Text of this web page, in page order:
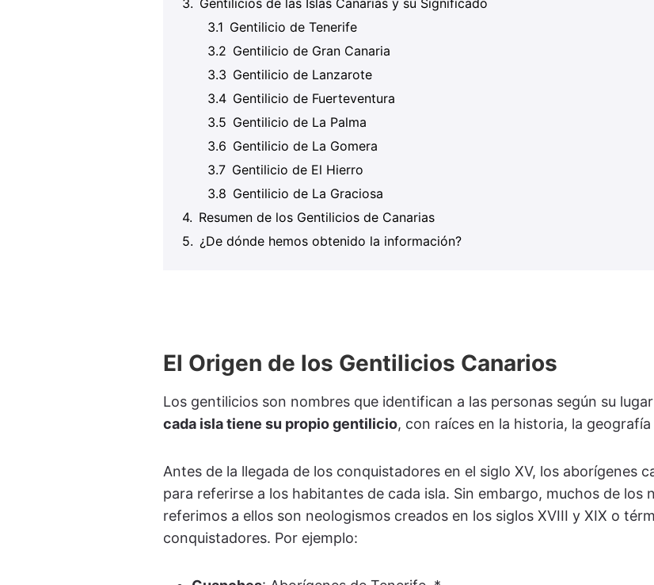
Gentilicio de Tenerife
Gentilicio de Gran Canaria
Gentilicio de Lanzarote
Gentilicio de Fuerteventura
Gentilicio de La Palma
Gentilicio de La Gomera
Gentilicio de El Hierro
Gentilicio de La Graciosa
Resumen de los Gentilicios de Canarias
¿De dónde hemos obtenido la información?
El Origen de los Gentilicios Canarios
Los gentilicios son nombres que identifican a las personas según su
cada isla tiene su propio gentilicio, con raíces en la historia, la
Antes de la llegada de los conquistadores en el siglo XV, los aborígenes
para referirse a los habitantes de cada isla. Sin embargo, muchos de los
referimos a ellos son neologismos creados en los siglos XVIII y XIX o
conquistadores. Por ejemplo: